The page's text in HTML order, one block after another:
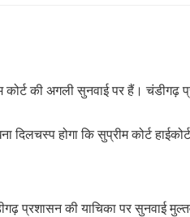
की अगली सुनवाई पर हैं। चंडीगढ़
दिलचस्प होगा कि सुप्रीम कोर्ट
प्रशासन की याचिका पर सुनवाई